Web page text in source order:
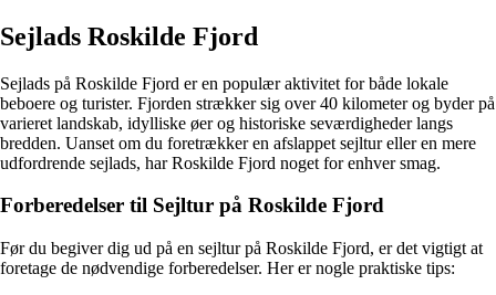
Sejlads Roskilde Fjord
Sejlads på Roskilde Fjord er en populær aktivitet for både lokale
beboere og turister. Fjorden strækker sig over 40 kilometer og byder på
varieret landskab, idylliske øer og historiske seværdigheder langs
bredden. Uanset om du foretrækker en afslappet sejltur eller en mere
udfordrende sejlads, har Roskilde Fjord noget for enhver smag.
Forberedelser til Sejltur på Roskilde Fjord
Før du begiver dig ud på en sejltur på Roskilde Fjord, er det vigtigt at
foretage de nødvendige forberedelser. Her er nogle praktiske tips: